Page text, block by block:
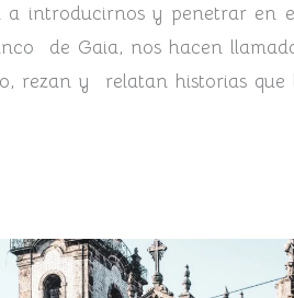
introducirnos y penetrar en
de Gaia, nos hacen
rezan y relatan historias que